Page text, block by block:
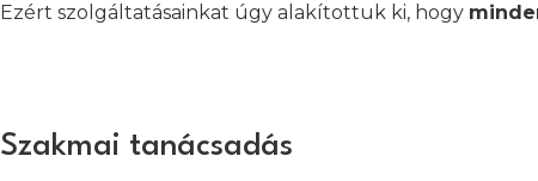
Ezért szolgáltatásainkat úgy alakítottuk ki, hogy
Szakmai tanácsadás